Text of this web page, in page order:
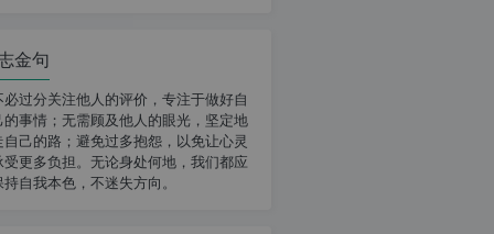
金句
必过分关注他人的评价，专注于做好自
的事情；无需顾及他人的眼光，坚定地
自己的路；避免过多抱怨，以免让心灵
受更多负担。无论身处何地，我们都应
持自我本色，不迷失方向。